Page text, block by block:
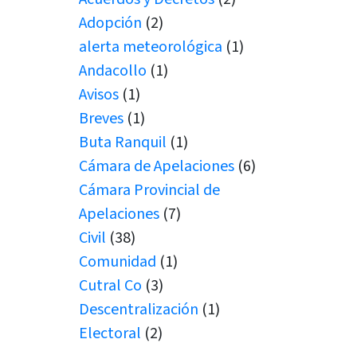
Adopción (2)
alerta meteorológica (1)
Andacollo (1)
Avisos (1)
Breves (1)
Buta Ranquil (1)
Cámara de Apelaciones (6)
Cámara Provincial de
Apelaciones (7)
Civil (38)
Comunidad (1)
Cutral Co (3)
Descentralización (1)
Electoral (2)